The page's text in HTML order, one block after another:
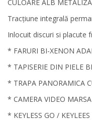
CULOARE ALB
Tracțiune integrală
Inlocuit discuri si placute
* FARURI BI-XENON
* TAPISERIE DIN PIELE
* TRAPA PANORAMICA
* CAMERA VIDEO
* KEYLESS GO /